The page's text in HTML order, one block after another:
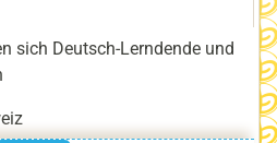
sich Deutsch-Lerndende und